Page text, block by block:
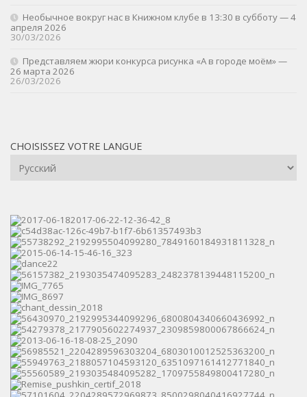
Необычное вокруг нас в Книжном клубе в 13:30 в субботу — 4
апреля 2026
30/03/2026
Представляем жюри конкурса рисунка «А в городе моём» —
26 марта 2026
26/03/2026
CHOISISSEZ VOTRE LANGUE